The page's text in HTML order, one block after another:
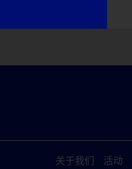
关于我们 活动